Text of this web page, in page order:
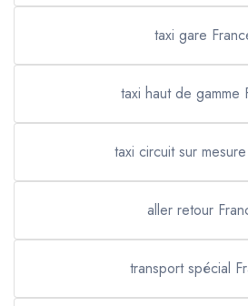
taxi gare
taxi haut de gamme
taxi circuit sur
aller retour
transport spécial